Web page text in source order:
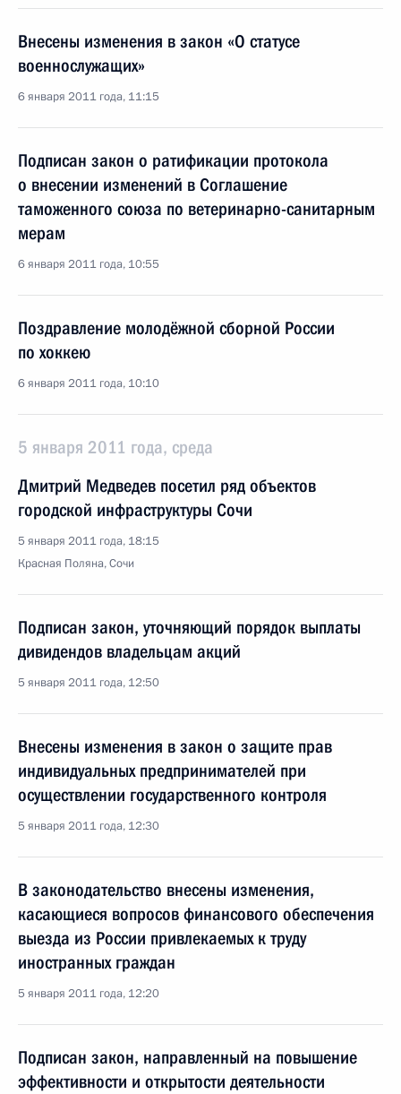
Внесены изменения в закон «О статусе
военнослужащих»
6 января 2011 года, 11:15
Подписан закон о ратификации протокола
о внесении изменений в Соглашение
таможенного союза по ветеринарно-санитарным
мерам
6 января 2011 года, 10:55
Поздравление молодёжной сборной России
по хоккею
6 января 2011 года, 10:10
5 января 2011 года, среда
Дмитрий Медведев посетил ряд объектов
городской инфраструктуры Сочи
5 января 2011 года, 18:15
Красная Поляна, Сочи
Подписан закон, уточняющий порядок выплаты
дивидендов владельцам акций
5 января 2011 года, 12:50
Внесены изменения в закон о защите прав
индивидуальных предпринимателей при
осуществлении государственного контроля
5 января 2011 года, 12:30
В законодательство внесены изменения,
касающиеся вопросов финансового обеспечения
выезда из России привлекаемых к труду
иностранных граждан
5 января 2011 года, 12:20
Подписан закон, направленный на повышение
эффективности и открытости деятельности